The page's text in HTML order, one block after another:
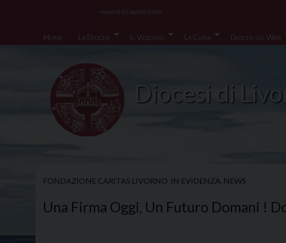
Home
La Diocesi Il Vescovo La Curia Diocesi sul Web
venerdì 07 agosto 2026
Diocesi di
FONDAZIONE CARITAS LIVORNO IN EVIDENZA NEWS
Una Firma Oggi, Un Futuro Domani !